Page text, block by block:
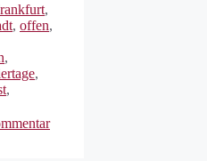
,
, offen,
,
,
,